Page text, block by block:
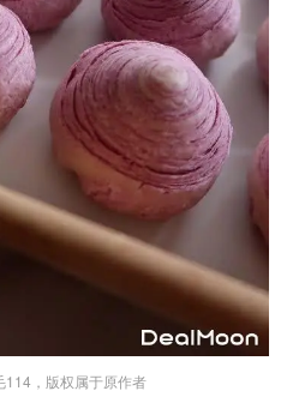
114，版权属于原作者